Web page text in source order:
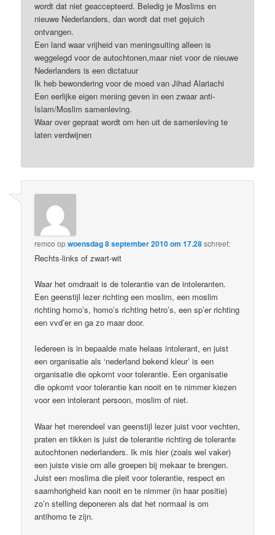
wordt dat niet geaccepteerd. Beledig je Moslims en
nieuwe Nederlanders, dan wordt dat met gejuich
ontvangen.
Een land waar vrijheid van meningsuiting alleen is
weggelegd voor de autochtonen,maar niet voor de nieuwe
Nederlanders is een dictatuur
Ik heb bewondering voor de moed van Jihad Alariachi
Een eerlijke eigen mening geven in een zwaar anti-
Islam/Moslim samenleving.
Waar over gepraat wordt om hen uit de samenleving te
laten verdwijnen
remco opwoensdag 8 september 2010 om 17.28schreef:
Rechts-links of zwart-wit
Waar het omdraait is de tolerantie van de intoleranten.
Een geenstijl lezer richting een moslim, een moslim
richting homo’s, homo’s richting hetro’s, een sp’er richting
een vvd’er en ga zo maar door.
Iedereen is in bepaalde mate helaas intolerant, en juist
een organisatie als ‘nederland bekend kleur’ is een
organisatie die opkomt voor tolerantie. Een organisatie
die opkomt voor tolerantie kan nooit en te nimmer kiezen
voor een intolerant persoon, moslim of niet.
Waar het merendeel van geenstijl lezer juist voor vechten,
praten en tikken is juist de tolerantie richting de tolerante
autochtonen nederlanders. Ik mis hier (zoals wel vaker)
een juiste visie om alle groepen bij mekaar te brengen.
Juist een moslima die pleit voor tolerantie, respect en
saamhorigheid kan nooit en te nimmer (in haar positie)
zo’n stelling deponeren als dat het normaal is om
antihomo te zijn.